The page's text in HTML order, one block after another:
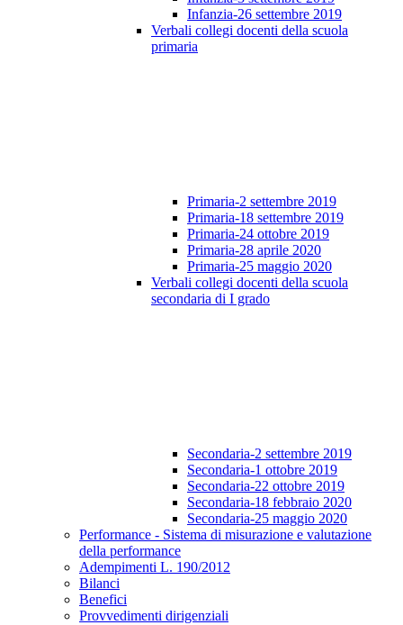
Infanzia-26 settembre 2019
Verbali collegi docenti della scuola
primaria
Primaria-2 settembre 2019
Primaria-18 settembre 2019
Primaria-24 ottobre 2019
Primaria-28 aprile 2020
Primaria-25 maggio 2020
Verbali collegi docenti della scuola
secondaria di I grado
Secondaria-2 settembre 2019
Secondaria-1 ottobre 2019
Secondaria-22 ottobre 2019
Secondaria-18 febbraio 2020
Secondaria-25 maggio 2020
Performance - Sistema di misurazione e valutazione
della performance
Adempimenti L. 190/2012
Bilanci
Benefici
Provvedimenti dirigenziali